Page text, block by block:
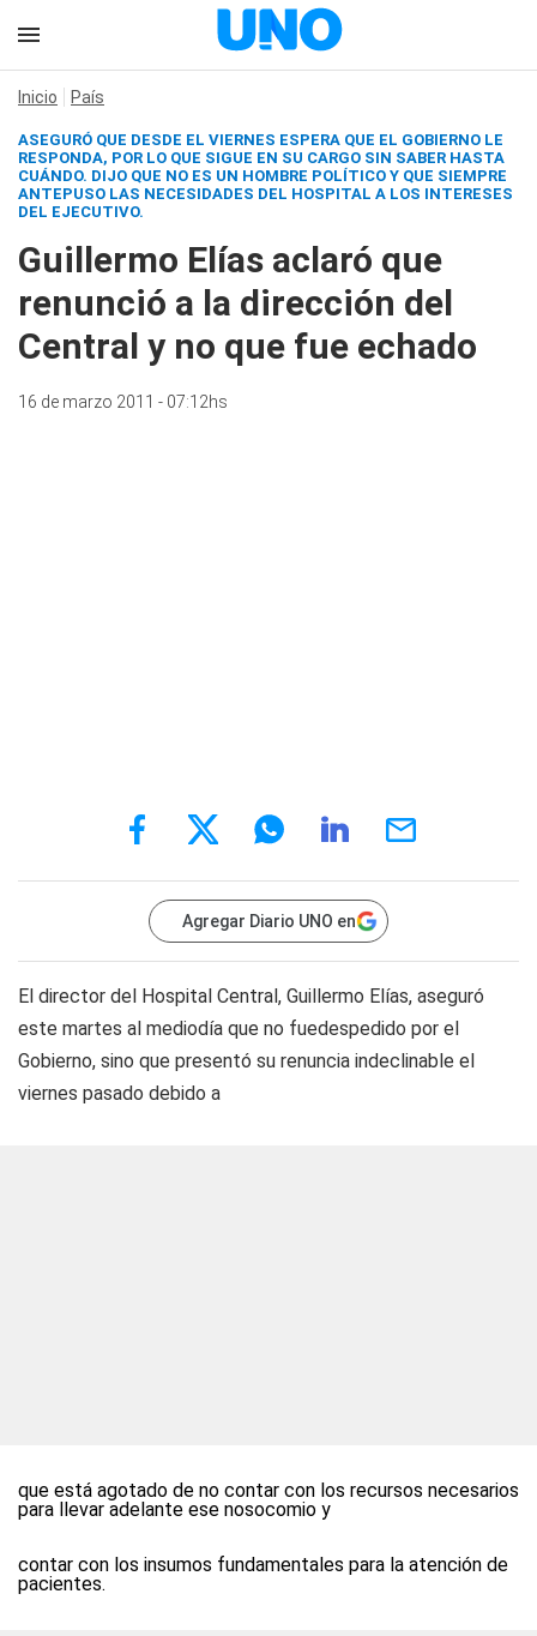
Inicio País
ASEGURÓ QUE DESDE EL VIERNES ESPERA QUE EL GOBIERNO LE
RESPONDA, POR LO QUE SIGUE EN SU CARGO SIN SABER HASTA
CUÁNDO. DIJO QUE NO ES UN HOMBRE POLÍTICO Y QUE SIEMPRE
ANTEPUSO LAS NECESIDADES DEL HOSPITAL A LOS INTERESES
DEL EJECUTIVO.
Guillermo Elías aclaró que
renunció a la dirección del
Central y no que fue echado
16 de marzo 2011 - 07:12hs
Agregar Diario UNO en
El director del Hospital Central, Guillermo Elías, aseguró
este martes al mediodía que no fuedespedido por el
Gobierno, sino que presentó su renuncia indeclinable el
viernes pasado debido a
que está agotado de no contar con los recursos necesarios
para llevar adelante ese nosocomio y
contar con los insumos fundamentales para la atención de
pacientes.